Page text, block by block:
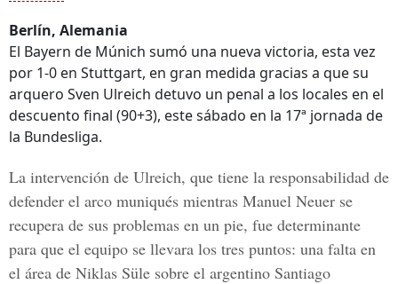
Berlín, Alemania
El Bayern de Múnich sumó una nueva victoria, esta vez
por 1-0 en Stuttgart, en gran medida gracias a que su
arquero Sven Ulreich detuvo un penal a los locales en el
descuento final (90+3), este sábado en la 17ª jornada de
la Bundesliga.
La intervención de Ulreich, que tiene la responsabilidad de
defender el arco muniqués mientras Manuel Neuer se
recupera de sus problemas en un pie, fue determinante
para que el equipo se llevara los tres puntos: una falta en
el área de Niklas Süle sobre el argentino Santiago